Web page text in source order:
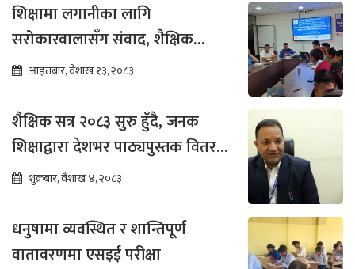
शिक्षामा लगानीका लागि
सरोकारवालासँग संवाद, शैक्षिक
सुधारमा जोड
आइतबार, वैशाख १३, २०८३
शैक्षिक सत्र २०८३ सुरु हुँदै, जनक
शिक्षाद्वारा देशभर पाठ्यपुस्तक वितरण
तीव्रशुक्रबार, वैशाख ४, २०८३
धनुषामा व्यवस्थित र शान्तिपूर्ण
वातावरणमा एसइई परीक्षा